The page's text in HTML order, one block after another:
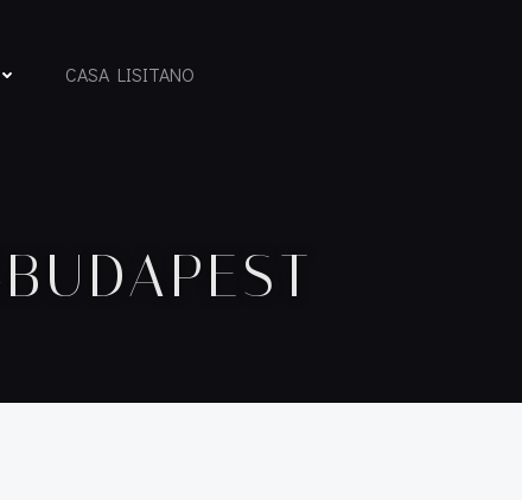
CASA LISITANO